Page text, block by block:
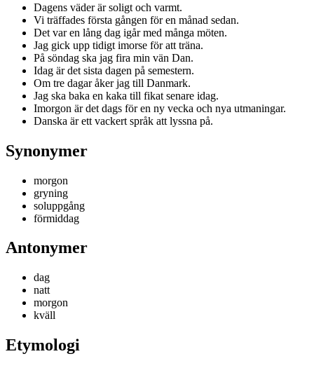
Dagens väder är soligt och varmt.
Vi träffades första gången för en månad sedan.
Det var en lång dag igår med många möten.
Jag gick upp tidigt imorse för att träna.
På söndag ska jag fira min vän Dan.
Idag är det sista dagen på semestern.
Om tre dagar åker jag till Danmark.
Jag ska baka en kaka till fikat senare idag.
Imorgon är det dags för en ny vecka och nya utmaningar.
Danska är ett vackert språk att lyssna på.
Synonymer
morgon
gryning
soluppgång
förmiddag
Antonymer
dag
natt
morgon
kväll
Etymologi